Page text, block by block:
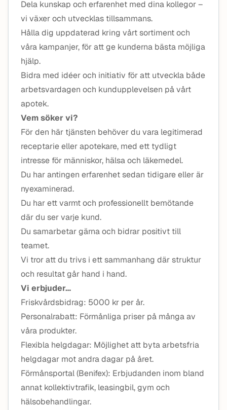
Dela kunskap och erfarenhet med dina kollegor –
vi växer och utvecklas tillsammans.
Hålla dig uppdaterad kring vårt sortiment och
våra kampanjer, för att ge kunderna bästa möjliga
hjälp.
Bidra med idéer och initiativ för att utveckla både
arbetsvardagen och kundupplevelsen på vårt
apotek.
Vem söker vi?
För den här tjänsten behöver du vara legitimerad
receptarie eller apotekare, med ett tydligt
intresse för människor, hälsa och läkemedel.
Du har antingen erfarenhet sedan tidigare eller är
nyexaminerad.
Du har ett varmt och professionellt bemötande
där du ser varje kund.
Du samarbetar gärna och bidrar positivt till
teamet.
Vi tror att du trivs i ett sammanhang där struktur
och resultat går hand i hand.
Vi erbjuder…
Friskvårdsbidrag: 5000 kr per år.
Personalrabatt: Förmånliga priser på många av
våra produkter.
Flexibla helgdagar: Möjlighet att byta arbetsfria
helgdagar mot andra dagar på året.
Förmånsportal (Benifex): Erbjudanden inom bland
annat kollektivtrafik, leasingbil, gym och
hälsobehandlingar.